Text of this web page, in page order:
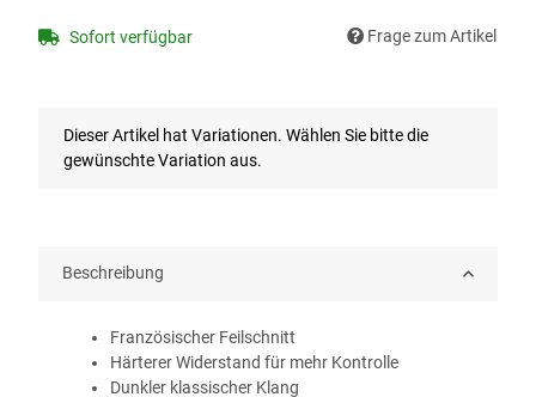
Sofort verfügbar Frage zum Artikel
x
Dieser Artikel hat Variationen. Wählen Sie bitte die
gewünschte Variation aus.
Beschreibung
Französischer Feilschnitt
Härterer Widerstand für mehr Kontrolle
Dunkler klassischer Klang